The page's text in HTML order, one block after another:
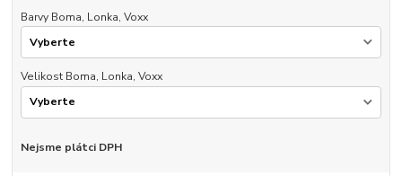
Barvy Boma, Lonka, Voxx
Velikost Boma, Lonka, Voxx
Nejsme plátci DPH